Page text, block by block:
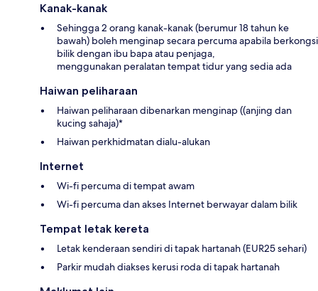
Kanak-kanak
Sehingga 2 orang kanak-kanak (berumur 18 tahun ke
bawah) boleh menginap secara percuma apabila berkongsi
bilik dengan ibu bapa atau penjaga,
menggunakan peralatan tempat tidur yang sedia ada
Haiwan peliharaan
Haiwan peliharaan dibenarkan menginap ((anjing dan
kucing sahaja)*
Haiwan perkhidmatan dialu-alukan
Internet
Wi-fi percuma di tempat awam
Wi-fi percuma dan akses Internet berwayar dalam bilik
Tempat letak kereta
Letak kenderaan sendiri di tapak hartanah (EUR25 sehari)
Parkir mudah diakses kerusi roda di tapak hartanah